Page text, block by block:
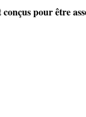
pour être